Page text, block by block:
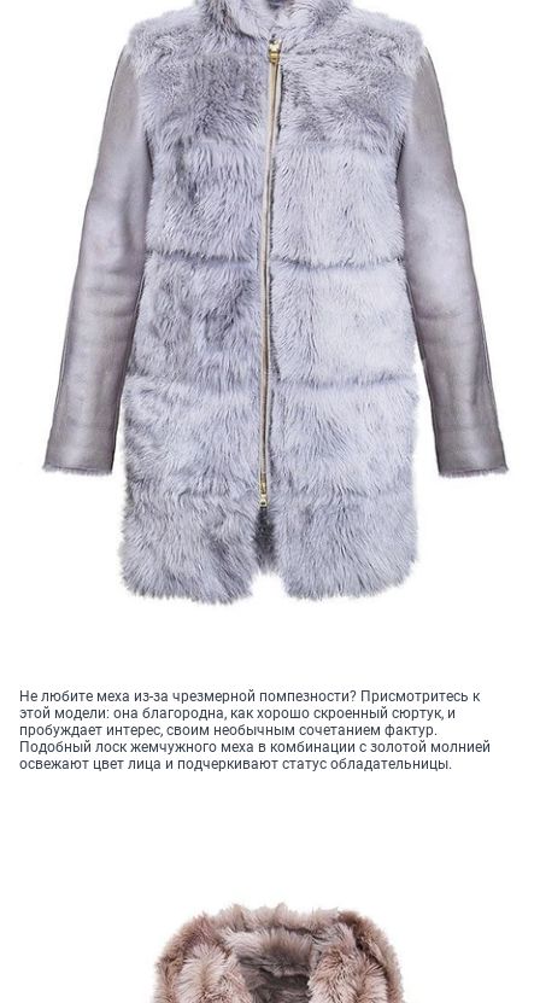
Не любите меха из-за чрезмерной помпезности? Присмотритесь к
этой модели: она благородна, как хорошо скроенный сюртук, и
пробуждает интерес, своим необычным сочетанием фактур.
Подобный лоск жемчужного меха в комбинации с золотой молнией
освежают цвет лица и подчеркивают статус обладательницы.